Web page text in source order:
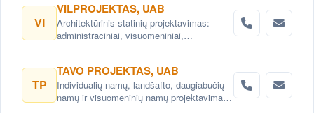
projektavimas Vilnius. Namų projektavimo
paslaugos Vilnius.
VI
VILPROJEKTAS, UAB
Architektūrinis statinių projektavimas:
administraciniai, visuomeniniai,
konsultacijos. Teritorijų planavimas,
detalieji planai. Urbanistiniai,
architektūriniai ir kraštovaizdžio projektai
TP
TAVO PROJEKTAS, UAB
Individualių namų, landšafto, daugiabučių
namų ir visuomeninių namų projektavimas.